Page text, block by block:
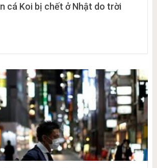
cá Koi bị chết ở Nhật do trời